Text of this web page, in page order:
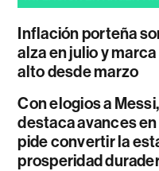
Inflación porteña
alza en julio y
alto desde marzo
Con elogios a
destaca avances
pide convertir la
prosperidad